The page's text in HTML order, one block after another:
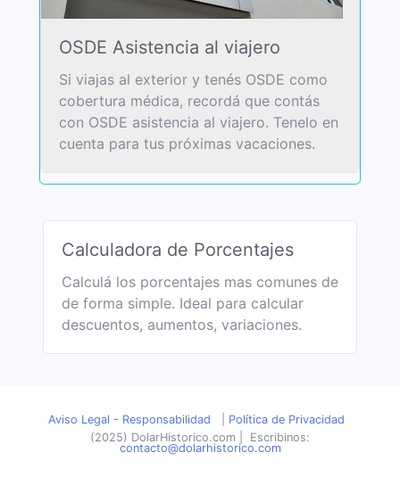
OSDE Asistencia al viajero
Si viajas al exterior y tenés OSDE como
cobertura médica, recordá que contás
con OSDE asistencia al viajero. Tenelo en
cuenta para tus próximas vacaciones.
Calculadora de Porcentajes
Calculá los porcentajes mas comunes de
de forma simple. Ideal para calcular
descuentos, aumentos, variaciones.
Aviso Legal - Responsabilidad
Política de Privacidad
(2025) DolarHistorico.com
Escribinos:
contacto@dolarhistorico.com